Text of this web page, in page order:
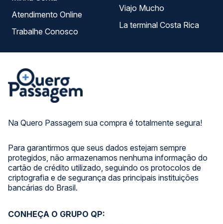
Na Quero Passagem sua compra é totalmente segura!
Para garantirmos que seus dados estejam sempre
protegidos, não armazenamos nenhuma informação do
cartão de crédito utilizado, seguindo os protocolos de
criptografia e de segurança das principais instituições
bancárias do Brasil.
Atendimento Online
Trabalhe Conosco
Viajo Mucho
La terminal Costa Rica
CONHEÇA O GRUPO QP: